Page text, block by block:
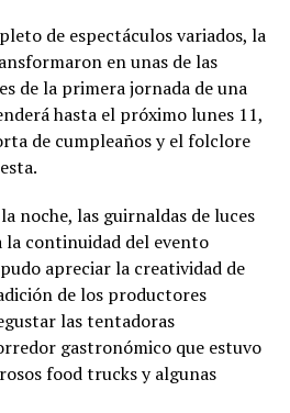
de espectáculos variados, la
en unas de las
de la primera jornada de una
hasta el próximo lunes 11,
de cumpleaños y el folclore
noche, las guirnaldas de luces
continuidad del evento
apreciar la creatividad de
de los productores
las tentadoras
gastronómico que estuvo
food trucks y algunas